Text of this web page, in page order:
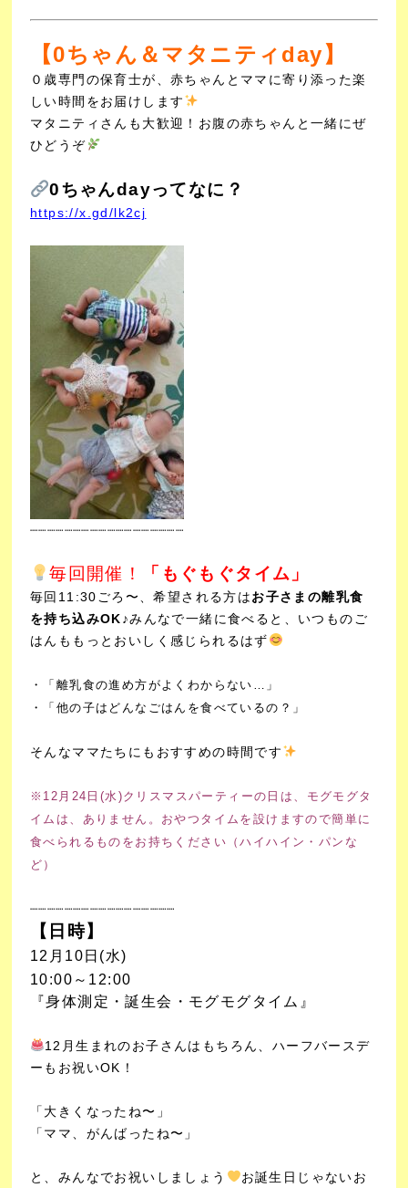
【0ちゃん＆マタニティday】
０歳専門の保育士が、赤ちゃんとママに寄り添った楽
しい時間をお届けします
マタニティさんも大歓迎！お腹の赤ちゃんと一緒にぜ
ひどうぞ
0ちゃんdayってなに？
https://x.gd/lk2cj
┈┈┈┈┈┈┈┈┈┈┈┈┈┈┈┈┈┈
毎回開催！ 「もぐもぐタイム」
毎回11:30ごろ〜、希望される方はお子さまの離乳食
を持ち込みOK♪みんなで一緒に食べると、いつものご
はんももっとおいしく感じられるはず
・「離乳食の進め方がよくわからない…」
・「他の子はどんなごはんを食べているの？」
そんなママたちにもおすすめの時間です
※12月24日(水)クリスマスパーティーの日は、モグモグタ
イムは、ありません。おやつタイムを設けますので簡単に
食べられるものをお持ちください（ハイハイン・パンな
ど）
┈┈┈┈┈┈┈┈┈┈┈┈┈┈┈┈┈
【日時】
12月10日(水)
10:00～12:00
『身体測定・誕生会・モグモグタイム』
12月生まれのお子さんはもちろん、ハーフバースデ
ーもお祝いOK！
「大きくなったね〜」
「ママ、がんばったね〜」
と、みんなでお祝いしましょう お誕生日じゃないお